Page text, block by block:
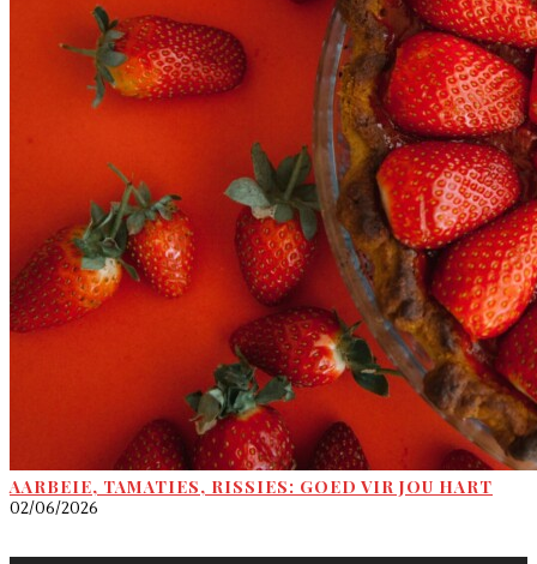
AARBEIE, TAMATIES, RISSIES: GOED VIR JOU HART
02/06/2026